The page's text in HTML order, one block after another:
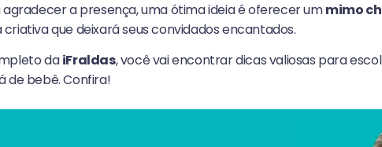
agradecer a presença, uma ótima ideia é oferecer ummimo
que deixará seus convidados encantados.
daiFraldas, você vai encontrar dicas valiosas para
de bebê. Confira!